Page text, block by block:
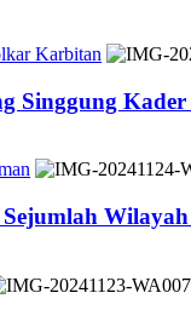
Karbitan
Singgung
Wilayah